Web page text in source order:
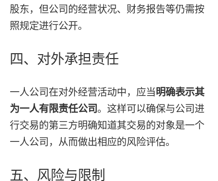
股东，但公司的经营状况、财务报告等仍需按
照规定进行公开。
四、对外承担责任
一人公司在对外经营活动中，应当明确表示其
为一人有限责任公司。这样可以确保与公司进
行交易的第三方明确知道其交易的对象是一个
一人公司，从而做出相应的风险评估。
五、风险与限制